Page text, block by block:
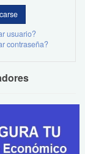
usuario?
contraseña?